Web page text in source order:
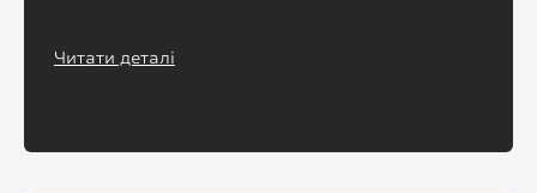
Читати деталі